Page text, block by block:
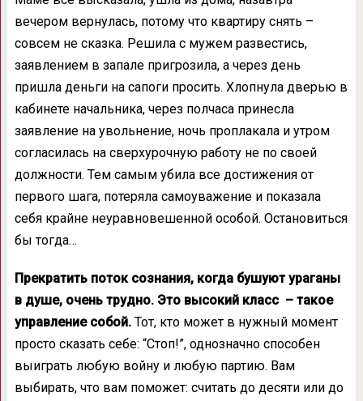
вечером вернулась, потому что квартиру снять –
совсем не сказка. Решила с мужем развестись,
заявлением в запале пригрозила, а через день
пришла деньги на сапоги просить. Хлопнула дверью в
кабинете начальника, через полчаса принесла
заявление на увольнение, ночь проплакала и утром
согласилась на сверхурочную работу не по своей
должности. Тем самым убила все достижения от
первого шага, потеряла самоуважение и показала
себя крайне неуравновешенной особой. Остановиться
бы тогда…
Прекратить поток сознания, когда бушуют ураганы
в душе, очень трудно. Это высокий класс – такое
управление собой.Тот, кто может в нужный момент
просто сказать себе: “Стоп!”, однозначно способен
выиграть любую войну и любую партию. Вам
выбирать, что вам поможет: считать до десяти или до